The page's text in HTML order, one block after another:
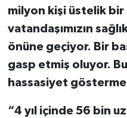
milyon kişi üstelik bir
vatandaşımızın
önüne geçiyor. Bir
gasp etmiş oluyor.
hassasiyet
“4 yıl içinde 56 bin